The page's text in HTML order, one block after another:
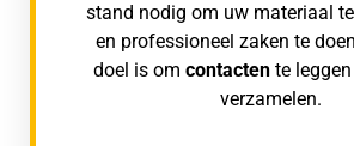
stand nodig om uw materiaal
en professioneel zaken te
doel is om contacten te
verzamelen.